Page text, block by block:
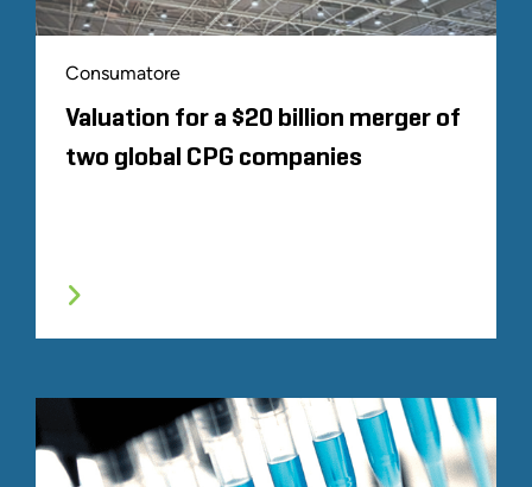
Consumatore
Valuation for a $20 billion merger of
two global CPG companies